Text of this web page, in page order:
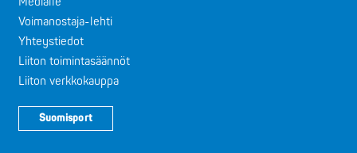
Voimanostaja-lehti
Yhteystiedot
Liiton toimintasäännöt
Liiton verkkokauppa
Suomisport